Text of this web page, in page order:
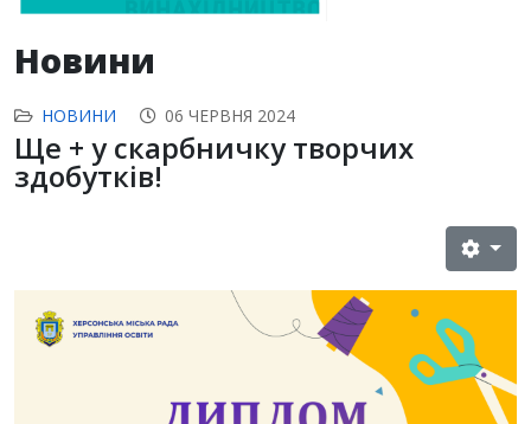
Новини
НОВИНИ 06 ЧЕРВНЯ 2024
Ще + у скарбничку творчих
здобутків!